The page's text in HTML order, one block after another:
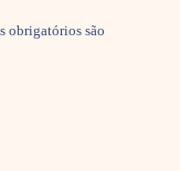
obrigatórios são